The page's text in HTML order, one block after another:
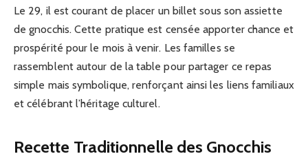
Le 29, il est courant de placer un billet sous son assiette
de gnocchis. Cette pratique est censée apporter chance et
prospérité pour le mois à venir. Les familles se
rassemblent autour de la table pour partager ce repas
simple mais symbolique, renforçant ainsi les liens familiaux
et célébrant l’héritage culturel.
Recette Traditionnelle des Gnocchis